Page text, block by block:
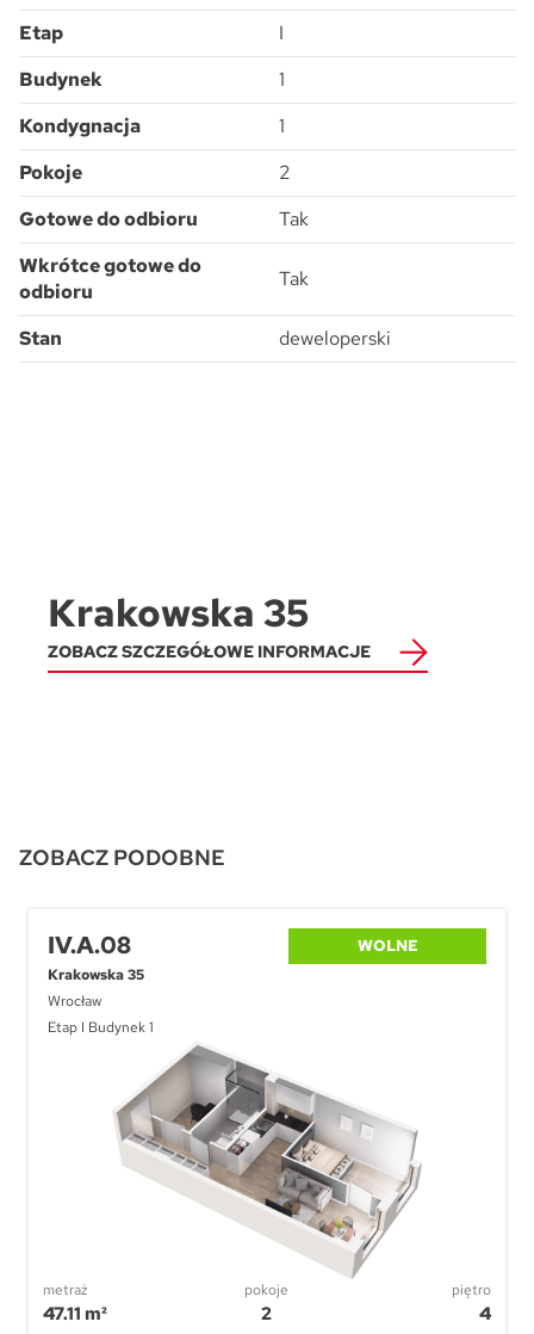
Etap
I
Budynek
1
Kondygnacja
1
Pokoje
2
Gotowe do odbioru
Tak
Wkrótce gotowe do
odbioru
Tak
Stan deweloperski
Krakowska 35
ZOBACZ SZCZEGÓŁOWE INFORMACJE
ZOBACZ PODOBNE
IV.A.08
Krakowska 35
Wrocław
Etap I Budynek 1
WOLNE
metraż
47.11 m²
pokoje
2
piętro
4